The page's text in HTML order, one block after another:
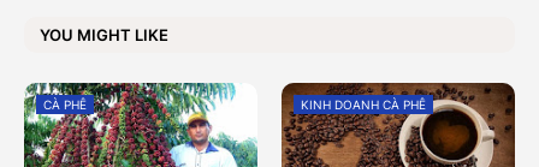
YOU MIGHT LIKE
CÀ PHÊ KINH DOANH CÀ PHÊ